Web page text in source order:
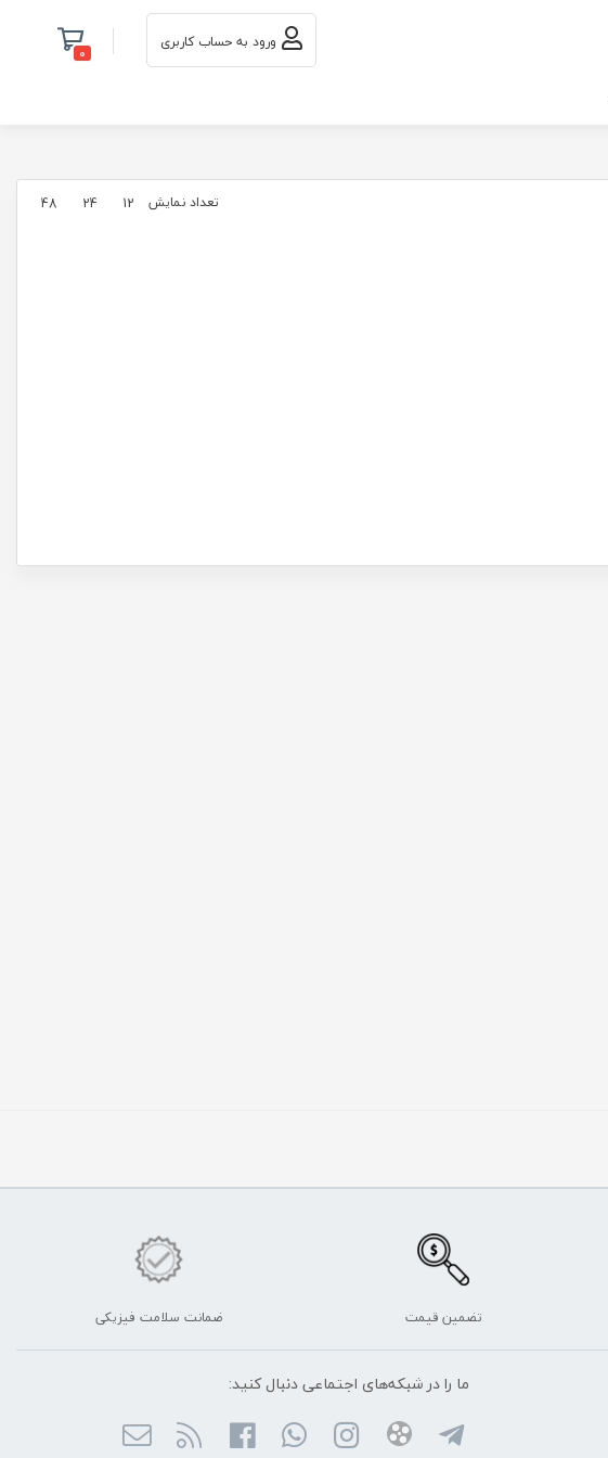
ورود به حساب کاربری 0
تعداد نمایش 12
24
48
تضمین قیمت ضمانت سلامت فیزیکی
ما را در شبکه‌های اجتماعی دنبال کنید: